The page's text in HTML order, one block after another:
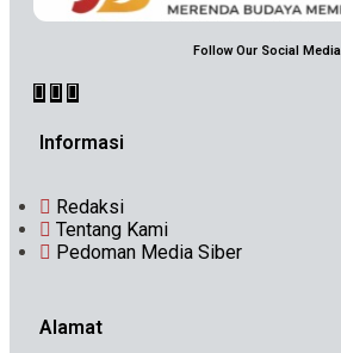
Follow Our Social Media
Informasi
Redaksi
Tentang Kami
Pedoman Media Siber
Alamat